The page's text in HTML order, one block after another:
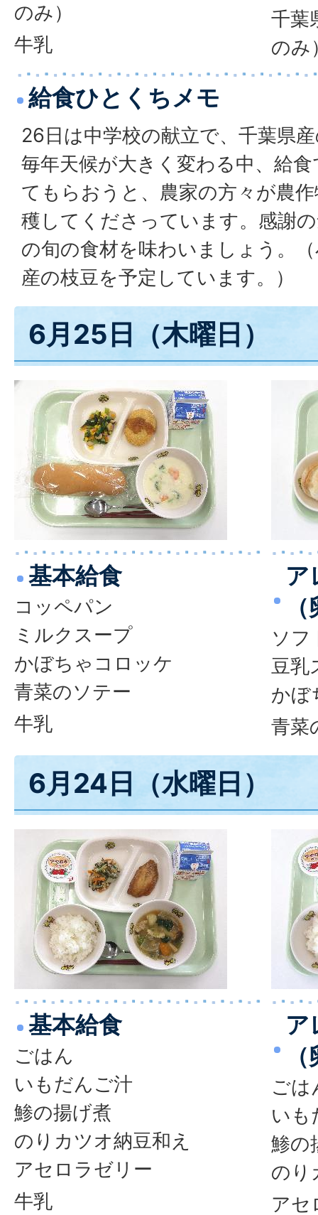
のみ）
牛乳
千葉
のみ
給食ひとくちメモ
26日は中学校の献立で、千葉県
毎年天候が大きく変わる中、給
てもらおうと、農家の方々が農
穫してくださっています。感謝
の旬の食材を味わいましょう。
産の枝豆を予定しています。）
6月25日（木曜日）
基本給食
コッペパン
ミルクスープ
かぼちゃコロッケ
青菜のソテー
牛乳
ア
ソフ
豆乳
かぼ
青菜
6月24日（水曜日）
基本給食
ごはん
いもだんご汁
鯵の揚げ煮
のりカツオ納豆和え
アセロラゼリー
牛乳
ア
ごは
いも
鯵の
のり
アセ